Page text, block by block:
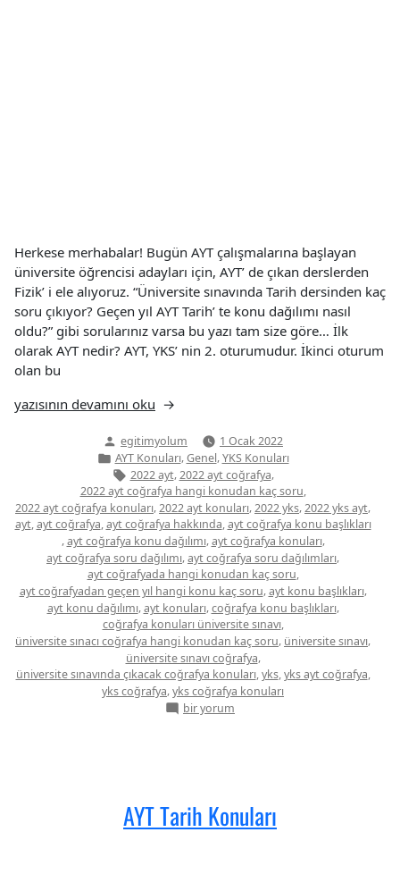
Herkese merhabalar! Bugün AYT çalışmalarına başlayan
üniversite öğrencisi adayları için, AYT’ de çıkan derslerden
Fizik’ i ele alıyoruz. “Üniversite sınavında Tarih dersinden kaç
soru çıkıyor? Geçen yıl AYT Tarih’ te konu dağılımı nasıl
oldu?” gibi sorularınız varsa bu yazı tam size göre… İlk
olarak AYT nedir? AYT, YKS’ nin 2. oturumudur. İkinci oturum
olan bu
“AYT
yazısının devamını oku
Yazan:
egitimyolum
1 Ocak 2022
Yazı
kategorisi
AYT Konuları,Genel,YKS Konuları
Etiketler:
2022 ayt,2022 ayt coğrafya,
2022 ayt coğrafya hangi konudan kaç soru,
2022 ayt coğrafya konuları,2022 ayt konuları,2022 yks,2022 yks ayt,
ayt,ayt coğrafya,ayt coğrafya hakkında,ayt coğrafya konu başlıkları
,ayt coğrafya konu dağılımı,ayt coğrafya konuları,
ayt coğrafya soru dağılımı,ayt coğrafya soru dağılımları,
ayt coğrafyada hangi konudan kaç soru,
ayt coğrafyadan geçen yıl hangi konu kaç soru,ayt konu başlıkları,
ayt konu dağılımı,ayt konuları,coğrafya konu başlıkları,
coğrafya konuları üniversite sınavı,
üniversite sınacı coğrafya hangi konudan kaç soru, üniversite sınavı,
üniversite sınavı coğrafya,
üniversite sınavında çıkacak coğrafya konuları,yks,yks ayt coğrafya,
yks coğrafya,yks coğrafya konuları
AYT
bir yorum
AYT Tarih Konuları